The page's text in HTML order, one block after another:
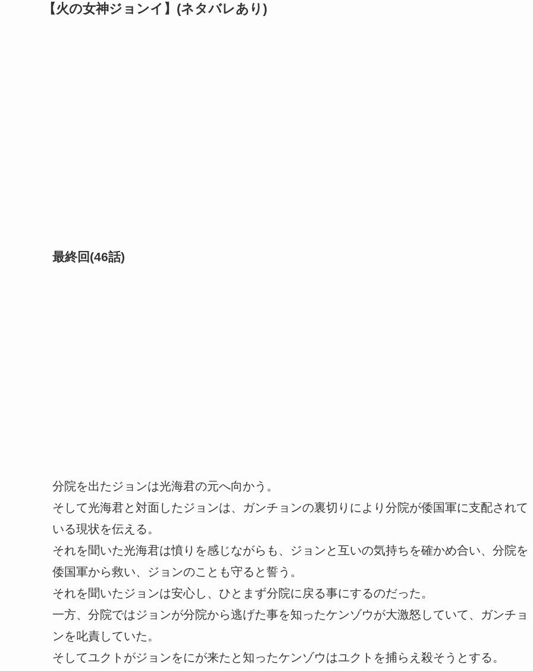
【火の女神ジョンイ】(ネタバレあり)
最終回(46話)
分院を出たジョンは光海君の元へ向かう。
そして光海君と対面したジョンは、ガンチョンの裏切りにより分院が倭国軍に支配されて
いる現状を伝える。
それを聞いた光海君は憤りを感じながらも、ジョンと互いの気持ちを確かめ合い、分院を
倭国軍から救い、ジョンのことも守ると誓う。
それを聞いたジョンは安心し、ひとまず分院に戻る事にするのだった。
一方、分院ではジョンが分院から逃げた事を知ったケンゾウが大激怒していて、ガンチョ
ンを叱責していた。
そしてユクトがジョンをにが来たと知ったケンゾウはユクトを捕らえ殺そうとする。